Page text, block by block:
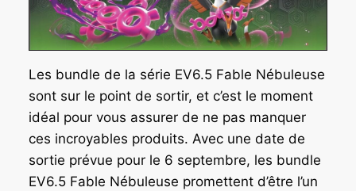
Les bundle de la série EV6.5 Fable Nébuleuse
sont sur le point de sortir, et c’est le moment
idéal pour vous assurer de ne pas manquer
ces incroyables produits. Avec une date de
sortie prévue pour le 6 septembre, les bundle
EV6.5 Fable Nébuleuse promettent d’être l’un